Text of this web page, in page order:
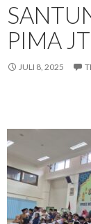
PIMA JT
JULI 8, 2025